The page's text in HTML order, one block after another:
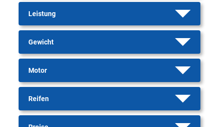
Leistung
Gewicht
Motor
Reifen